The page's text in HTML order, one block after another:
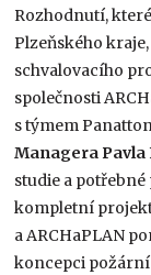
Rozhodnutí,
Plzeňského
schvalovacího
společnosti
s týmem
Managera Pavla
studie a
kompletní
a ARCHaPLAN
koncepci